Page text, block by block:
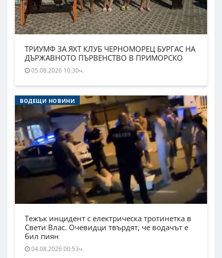
ТРИУМФ ЗА ЯХТ КЛУБ ЧЕРНОМОРЕЦ БУРГАС НА
ДЪРЖАВНОТО ПЪРВЕНСТВО В ПРИМОРСКО
05.08.2026 10:30ч.
ВОДЕЩИ НОВИНИ
Тежък инцидент с електрическа тротинетка в
Свети Влас. Очевидци твърдят, че водачът е
бил пиян
04.08.2026 00:53ч.